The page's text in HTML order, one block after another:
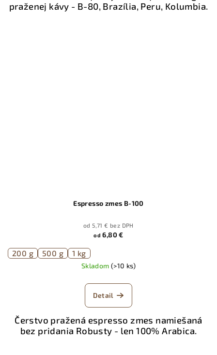
praženej kávy - B-80, Brazília, Peru, Kolumbia.
Espresso zmes B-100
od 5,71 € bez DPH
od 6,80 €
200 g 500 g 1 kg
Skladom (>10 ks)
Detail
Čerstvo pražená espresso zmes namiešaná
bez pridania Robusty - len 100% Arabica.